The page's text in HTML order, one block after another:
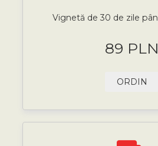
Vignetă de 30 de zile
89 PLN
ORDIN